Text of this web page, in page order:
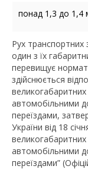
понад 1,3 до 1,4
Рух транспортних
один з їх
перевищує
здійснюється
автомобільними
переїздами,
України від 18
автомобільними
переїздами”